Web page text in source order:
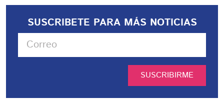
SUSCRIBETE PARA MÁS NOTICIAS
SUSCRIBIRME